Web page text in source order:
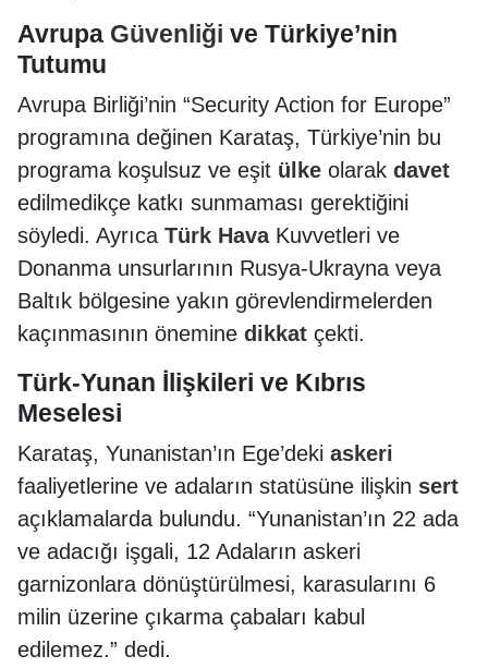
Avrupa Güvenliği ve Türkiye’nin
Tutumu
Avrupa Birliği’nin “Security Action for Europe”
programına değinen Karataş, Türkiye’nin bu
programa koşulsuz ve eşit ülke olarak davet
edilmedikçe katkı sunmaması gerektiğini
söyledi. Ayrıca Türk HavaKuvvetleri ve
Donanma unsurlarının Rusya-Ukrayna veya
Baltık bölgesine yakın görevlendirmelerden
kaçınmasının önemine dikkat çekti.
Türk-Yunan İlişkileri ve Kıbrıs
Meselesi
Karataş, Yunanistan’ın Ege’deki askeri
faaliyetlerine ve adaların statüsüne ilişkin sert
açıklamalarda bulundu. “Yunanistan’ın 22 ada
ve adacığı işgali, 12 Adaların askeri
garnizonlara dönüştürülmesi, karasularını 6
milin üzerine çıkarma çabaları kabul
edilemez.” dedi.